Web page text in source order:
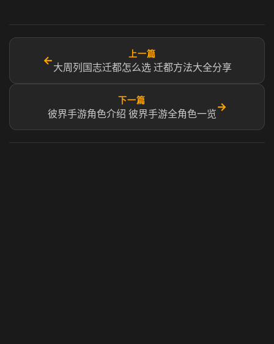
←
上一篇
大周列国志迁都怎么选 迁都方法大全分享
下一篇
彼界手游角色介绍 彼界手游全角色一览
→